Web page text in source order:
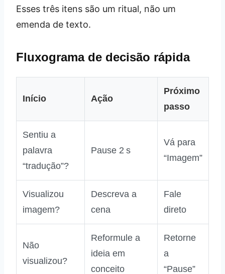
Esses três itens são um ritual, não um
emenda de texto.
Fluxograma de decisão rápida
Início Ação
Próximo
passo
Sentiu a
palavra
“tradução”?
Pause 2 s
Vá para
“Imagem”
Visualizou
imagem?
Descreva a
cena
Fale
direto
Não
visualizou?
Reformule a
ideia em
conceito
Retorne
a
“Pause”